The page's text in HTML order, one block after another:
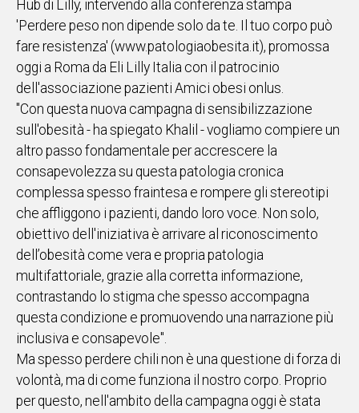
MONDO
SPORT
EVENTI
STORIE
VIDEO
UNISCITI
WHATSAPP
Social
Hub di Lilly, intervendo alla conferenza stampa
'Perdere peso non dipende solo da te. Il tuo corpo può
fare resistenza' (www.patologiaobesita.it), promossa
oggi a Roma da Eli Lilly Italia con il patrocinio
dell'associazione pazienti Amici obesi onlus.
"Con questa nuova campagna di sensibilizzazione
sull'obesità - ha spiegato Khalil - vogliamo compiere un
altro passo fondamentale per accrescere la
consapevolezza su questa patologia cronica
complessa spesso fraintesa e rompere gli stereotipi
che affliggono i pazienti, dando loro voce. Non solo,
obiettivo dell'iniziativa è arrivare al riconoscimento
dell’obesità come vera e propria patologia
multifattoriale, grazie alla corretta informazione,
contrastando lo stigma che spesso accompagna
questa condizione e promuovendo una narrazione più
inclusiva e consapevole".
Ma spesso perdere chili non è una questione di forza di
volontà, ma di come funziona il nostro corpo. Proprio
per questo, nell'ambito della campagna oggi è stata